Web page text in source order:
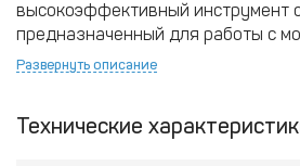
высокоэффективный инструмент
предназначенный для работы с
100 до 850 Н·м. С его помощью вы
составы. Он работает при
Развернуть описание
Технические